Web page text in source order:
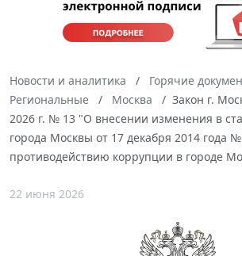
Новости и аналитика
Горячие
Региональные
Москва
Закон г.
2026 г. № 13 "О внесении изменения в
города Москвы от 17 декабря 2014 года
противодействию коррупции в городе
22 июня 2026